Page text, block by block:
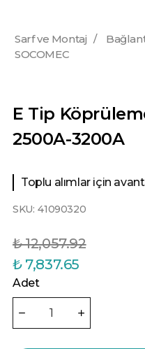
Sarf ve Montaj /
SOCOMEC
E Tip
2500A-3200A
Toplu alımlar için
SKU: 41090320
₺ 12,057.92
₺ 7,837.65
Adet